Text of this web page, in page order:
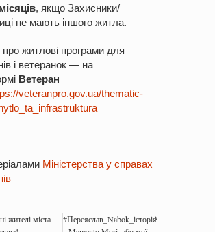
, якщо Захисники/
не мають іншого житла.
житлові програми для
і ветеранок — на
Ветеран
veteranpro.gov.ua/thematic-
Міністерства у справах
жителі міста
#Переяслав_Nabok_історія